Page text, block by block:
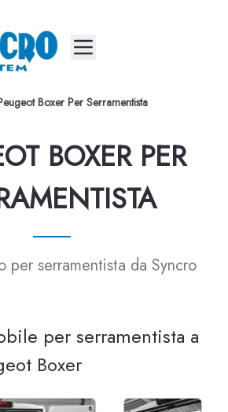
Mobile menu
Boxer Per Serramentista
BOXER PER
per serramentista da Syncro
per serramentista a
Boxer